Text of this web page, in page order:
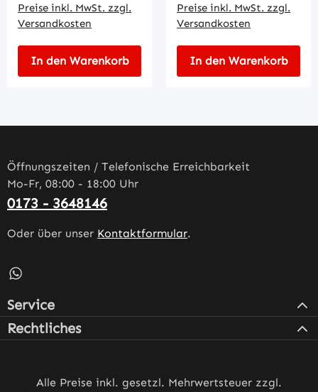
Preise inkl. MwSt. zzgl.
Versandkosten
In den Warenkorb
Preise inkl. MwSt. zzgl.
Versandkosten
In den Warenkorb
Öffnungszeiten / Telefonische Erreichbarkeit
Mo-Fr, 08:00 - 18:00 Uhr
0173 - 3648146
Oder über unser Kontaktformular.
Schreib uns auf WhatsApp – öffnet in neuem Tab
Service
Rechtliches
Alle Preise inkl. gesetzl. Mehrwertsteuer zzgl.